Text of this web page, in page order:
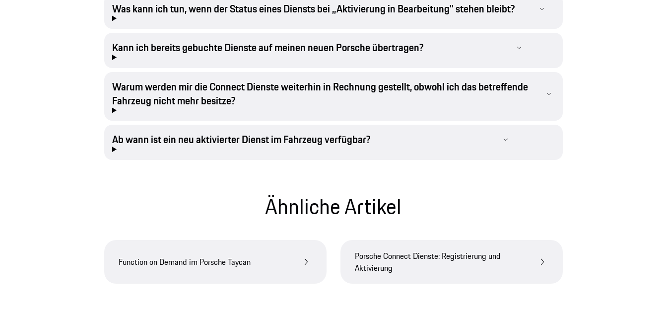
Was kann ich tun, wenn der Status eines Diensts bei ,,Aktivierung in Bearbeitung'' stehen bleibt?
Kann ich bereits gebuchte Dienste auf meinen neuen Porsche übertragen?
Warum werden mir die Connect Dienste weiterhin in Rechnung gestellt, obwohl ich das betreffende
Fahrzeug nicht mehr besitze?
Ab wann ist ein neu aktivierter Dienst im Fahrzeug verfügbar?
Ähnliche Artikel
Function on Demand im Porsche Taycan
Porsche Connect Dienste: Registrierung und
Aktivierung